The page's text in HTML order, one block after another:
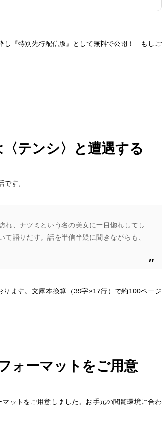
し『特別先行配信版』として無料で公開！ もしご
〈テンシ〉と遭遇する
す。
れ、ナツミという名の美女に一目惚れしてし
語りだす。話を半信半疑に聞きながらも、
ます。文庫本換算（39字×17行）で約100ページ
ォーマットをご用意
ットをご用意しました。お手元の閲覧環境に合わ